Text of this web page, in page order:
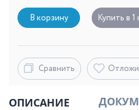
В корзину Купить в 1
Сравнить
ОПИСАНИЕ